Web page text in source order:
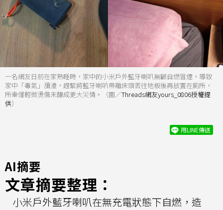
一名網友日前在家熟睡時，家中的小米戶外藍牙喇叭無顧自燃冒煙，導致
家中「毒氣」瀰漫，趕緊將藍牙喇叭帶離床頭丟往地板後再放置在廁所，
所幸僅輕微燙傷未釀成更大災情。（圖／Threads網友yours_0806授權提
供）
用LINE傳送
AI摘要
文章摘要整理：
小米戶外藍牙喇叭在無充電狀態下自燃，造